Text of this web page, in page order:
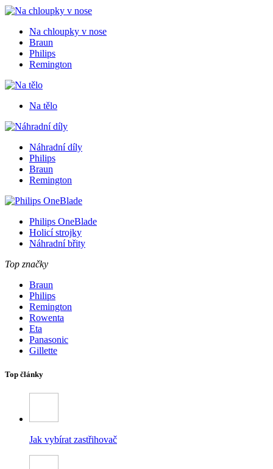
Na chloupky v nose
Braun
Philips
Remington
Na tělo
Náhradní díly
Philips
Braun
Remington
Philips OneBlade
Holicí strojky
Náhradní břity
Top značky
Braun
Philips
Remington
Rowenta
Eta
Panasonic
Gillette
Top články
Jak vybírat zastřihovač